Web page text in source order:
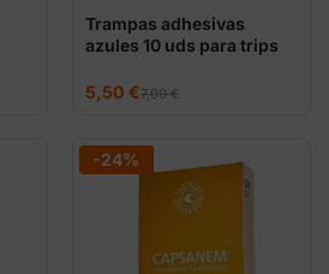
Trampas adhesivas
azules 10 uds para trips
7,00€
El
precio
7,00 €.
5,50 €
El
precio
5,50 €.
-24%